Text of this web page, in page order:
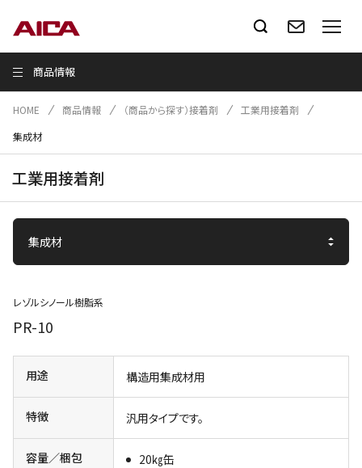
商品情報
HOME 商品情報 （商品から探す）接着剤
工業用接着剤
集成材
工業用接着剤
レゾルシノール樹脂系
PR-10
用途 構造用集成材用
特徴 汎用タイプです。
容量／梱包 20㎏缶